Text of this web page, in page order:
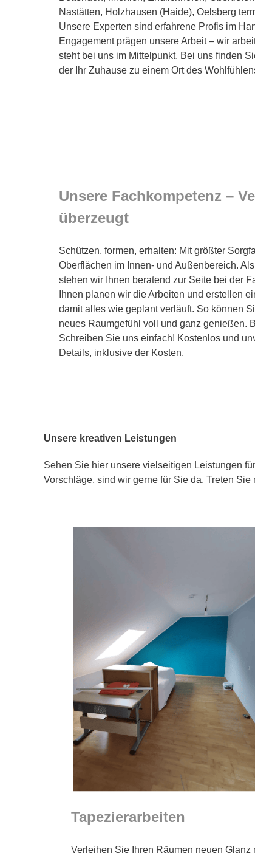
Nastätten, Holzhausen (Haide), Oelsberg
Unsere Experten sind erfahrene Profis im
Engagement prägen unsere Arbeit – wir
steht bei uns im Mittelpunkt. Bei uns finden
der Ihr Zuhause zu einem Ort des
Unsere Fachkompetenz –
überzeugt
Schützen, formen, erhalten: Mit größter
Oberflächen im Innen- und Außenbereich.
stehen wir Ihnen beratend zur Seite bei der
Ihnen planen wir die Arbeiten und erstellen
damit alles wie geplant verläuft. So können
neues Raumgefühl voll und ganz genießen.
Schreiben Sie uns einfach! Kostenlos und
Details, inklusive der Kosten.
Unsere kreativen Leistungen
Sehen Sie hier unsere vielseitigen Leistungen
Vorschläge, sind wir gerne für Sie da. Treten
Tapezierarbeiten
Verleihen Sie Ihren Räumen neuen Glanz